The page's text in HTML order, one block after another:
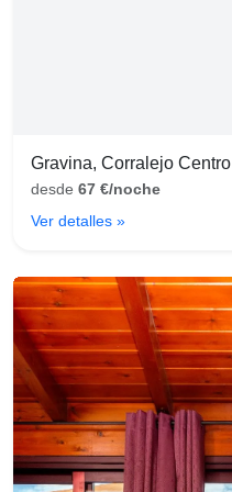
Gravina, Corralejo Centro
desde 67 €/noche
Ver detalles »